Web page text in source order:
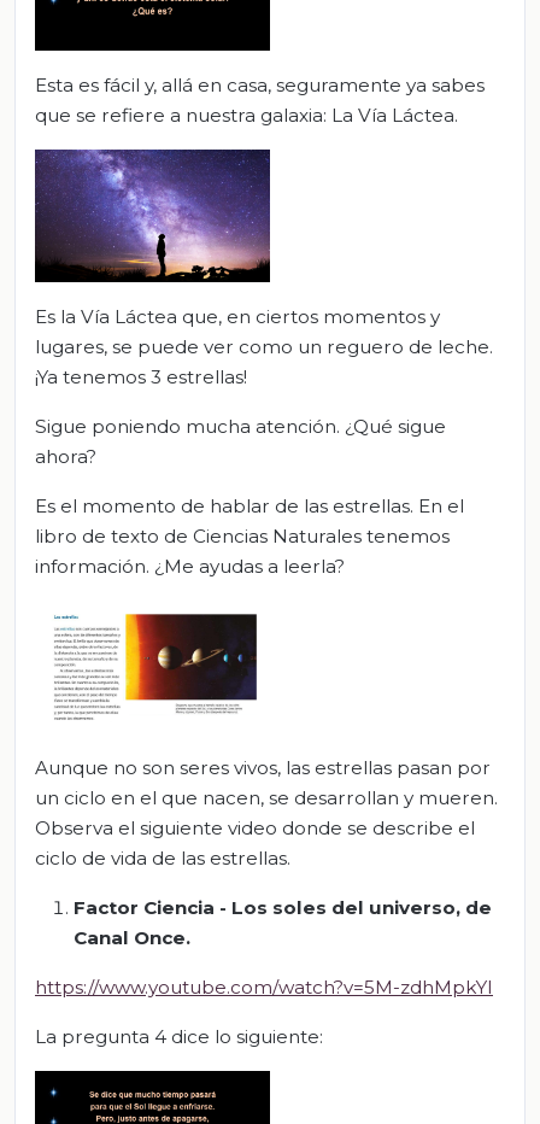
Esta es fácil y, allá en casa, seguramente ya sabes
que se refiere a nuestra galaxia: La Vía Láctea.
Es la Vía Láctea que, en ciertos momentos y
lugares, se puede ver como un reguero de leche.
¡Ya tenemos 3 estrellas!
Sigue poniendo mucha atención. ¿Qué sigue
ahora?
Es el momento de hablar de las estrellas. En el
libro de texto de Ciencias Naturales tenemos
información. ¿Me ayudas a leerla?
Aunque no son seres vivos, las estrellas pasan por
un ciclo en el que nacen, se desarrollan y mueren.
Observa el siguiente video donde se describe el
ciclo de vida de las estrellas.
Factor Ciencia - Los soles del universo, de
Canal Once.
https://www.youtube.com/watch?v=5M-zdhMpkYI
La pregunta 4 dice lo siguiente: